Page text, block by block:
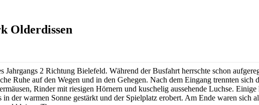
Olderdissen
Jahrgangs 2 Richtung Bielefeld. Während der Busfahrt herrschte schon
Ruhe auf den Wegen und in den Gehegen. Nach dem Eingang trennten
Rinder mit riesigen Hörnern und kuschelig aussehende Luchse.
der warmen Sonne gestärkt und der Spielplatz erobert. Am Ende waren sich